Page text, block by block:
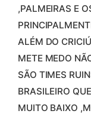
,PALMEIRAS E
ALÉM DO
METE MEDO
SÃO TIMES
BRASILEIRO
MUITO BAIXO